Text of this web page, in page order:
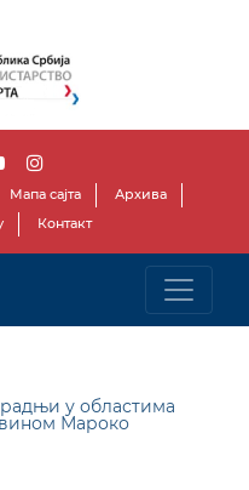
Мапа сајта
Архива
Контакт
у областима
Мароко